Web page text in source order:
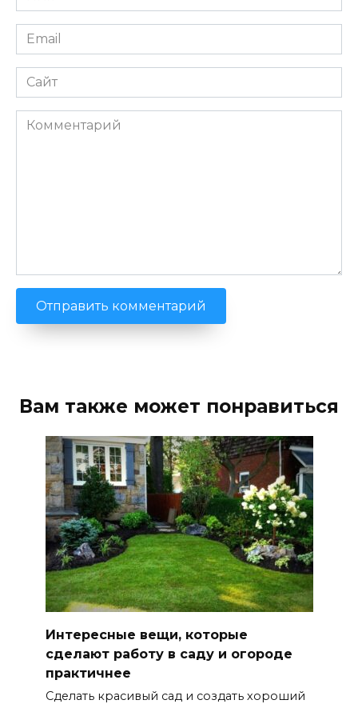
*
Email
*
Сайт
Комментарий
Вам также может понравиться
Интересные вещи, которые
сделают работу в саду и огороде
практичнее
Сделать красивый сад и создать хороший